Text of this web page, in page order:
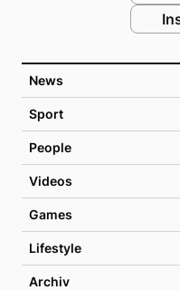
News
Sport
People
Videos
Games
Lifestyle
Archiv